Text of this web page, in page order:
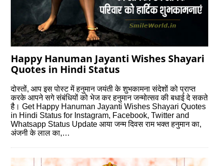
Happy Hanuman Jayanti Wishes Shayari
Quotes in Hindi Status
दोस्‍तों, आप इस पोस्‍ट में हनुमान जयंती के शुभकामना संदेशों को प्राप्‍त
करके आपने सगे संबंधियों को भेज कर हनुमान जन्‍मोत्‍सव की बधाई दे सकते
है। Get Happy Hanuman Jayanti Wishes Shayari Quotes
in Hindi Status for Instagram, Facebook, Twitter and
Whatsapp Status Update आया जन्म दिवस राम भक्त हनुमान का,
अंजनी के लाल का,…